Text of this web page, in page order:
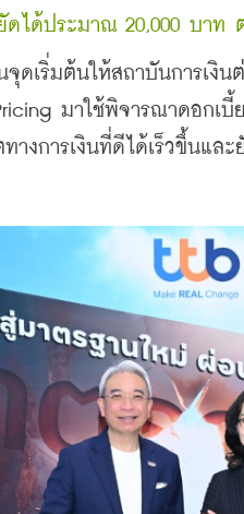
ได้ประมาณ 20,000 บาท
เริ่มต้นให้สถาบันการเงิน
มาใช้พิจารณาดอกเบี้
างการเงินที่ดีได้เร็วขึ้นแล